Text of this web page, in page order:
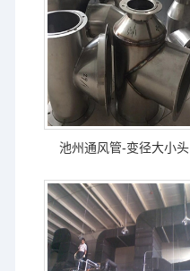
池州通风管-变径大小头